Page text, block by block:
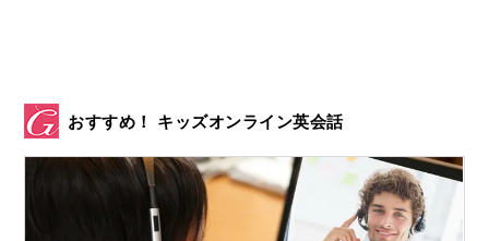
おすすめ！ キッズオンライン英会話